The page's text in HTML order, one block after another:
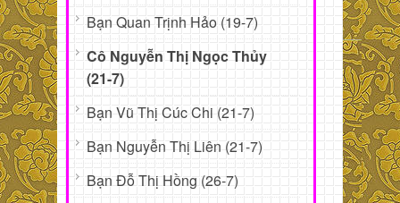
Bạn Quan Trịnh Hảo (19-7)
Cô Nguyễn Thị Ngọc Thủy
(21-7)
Bạn Vũ Thị Cúc Chi (21-7)
Bạn Nguyễn Thị Liên (21-7)
Bạn Đỗ Thị Hồng (26-7)